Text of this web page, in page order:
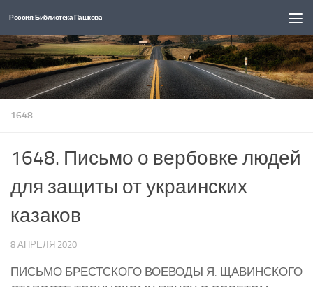
Перейти к содержимому
Россия: Библиотека Пашкова
1648
1648. Письмо о вербовке людей
для защиты от украинских
казаков
8 АПРЕЛЯ 2020
ПИСЬМО БРЕСТСКОГО ВОЕВОДЫ Я. ЩАВИНСКОГО